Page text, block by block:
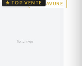
GRAVURE
★ TOP VENTE